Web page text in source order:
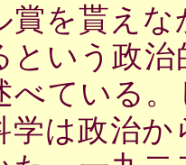
賞を貰え
という政
べている
学は政治